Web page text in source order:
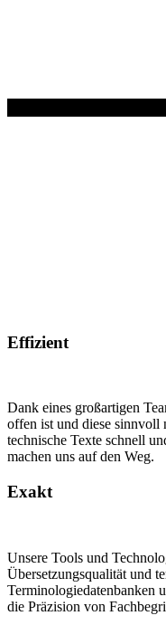
Effizient
Dank eines großartigen
offen ist und diese sinnvoll
technische Texte schnell
machen uns auf den Weg.
Exakt
Unsere Tools und
Übersetzungsqualität und
Terminologiedatenbanken
die Präzision von